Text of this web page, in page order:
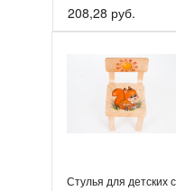
208,28 руб.